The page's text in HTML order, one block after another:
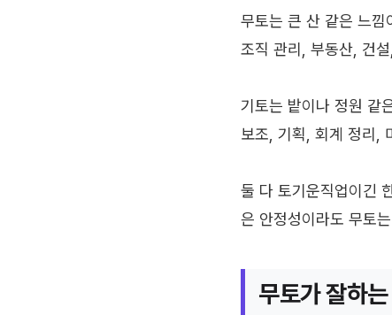
무토는 큰 산 같은 느낌
조직 관리, 부동산, 건
기토는 밭이나 정원 같
보조, 기획, 회계 정리,
둘 다 토기운직업이긴
은 안정성이라도 무토
무토가 잘하